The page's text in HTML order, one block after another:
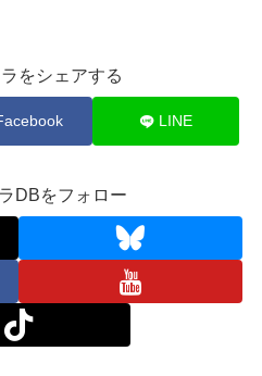
をシェアする
LINE
DBをフォロー